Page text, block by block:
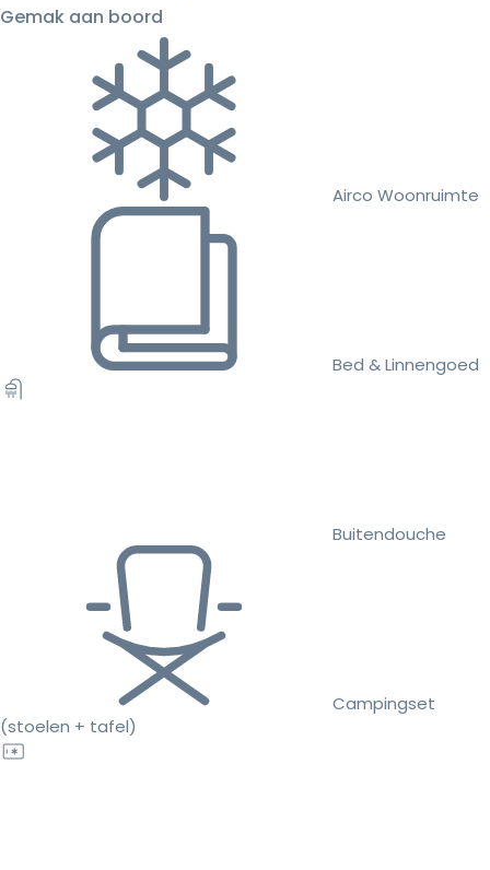
Gemak aan boord
Airco Woonruimte
Bed & Linnengoed
Buitendouche
Campingset
(stoelen + tafel)